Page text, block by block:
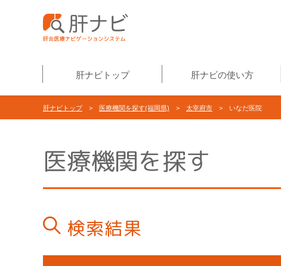
肝ナビトップ 肝ナビの使い方
肝ナビトップ> 医療機関を探す(福岡県) > 太宰府市 > いなだ医院
医療機関を探す
検索結果